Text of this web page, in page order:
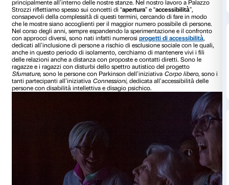
di Irene Balzani L’arte vive di relazioni e ogni artista
connessione con chi osserverà l’opera. Lo fa Tomás
quando ci “intrappola” in installazioni che coinvolgono i
evidenti quei fili sottili che ci legano agli altri esseri che
popolano la terra. Proprio in questi giorni stiamo
difficile quando quei fili si interrompono e quando uscire e
persone non fa più parte della nostra quotidianità, che si
principalmente all’interno delle nostre stanze. Nel nostro
Strozzi riflettiamo spesso sui concetti di “apertura ” e “